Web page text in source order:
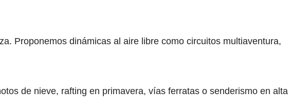
Proponemos dinámicas al aire libre como circuitos multiaventura,
de nieve, rafting en primavera, vías ferratas o senderismo en alta